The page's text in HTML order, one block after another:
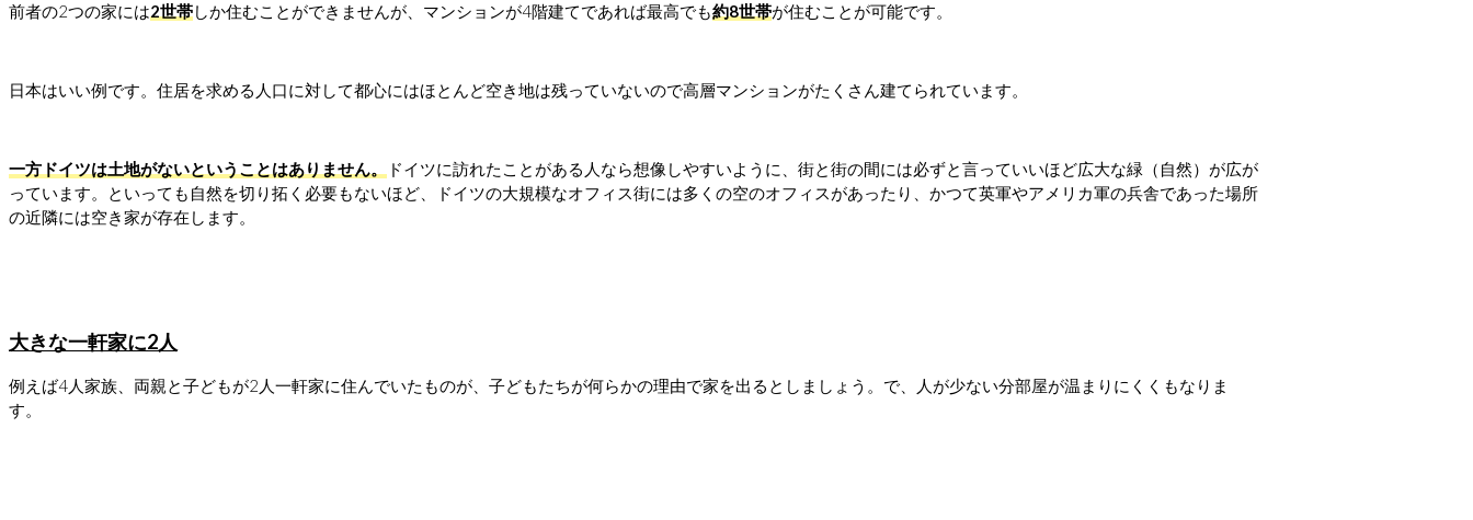
前者の2つの家には2世帯しか住むことができませんが、マンションが4階建てであれば最高でも約8世帯が住むことが可能です。
日本はいい例です。住居を求める人口に対して都心にはほとんど空き地は残っていないので高層マンションがたくさん建てられています。
一方ドイツは土地がないということはありません。
ドイツに訪れたことがある人なら想像しやすいように、街と街の間には必ずと言っていいほど広大な緑（自然）が広が
っています。といっても自然を切り拓く必要もないほど、ドイツの大規模なオフィス街には多くの空のオフィスがあったり、かつて英軍やアメリカ軍の兵舎であった場所
の近隣には空き家が存在します。
大きな一軒家に2人
例えば4人家族、両親と子どもが2人一軒家に住んでいたものが、子どもたちが何らかの理由で家を出るとしましょう。で、人が少ない分部屋が温まりにくくもなりま
す。